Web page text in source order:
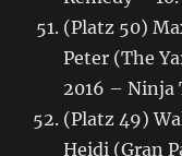
(Platz 50)
Peter (The
2016 – Ninja
(Platz 49)
Heidi (Gran